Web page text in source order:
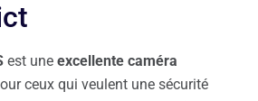
est une excellente caméra
ceux qui veulent une sécurité